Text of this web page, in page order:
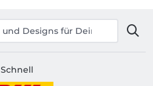
Schnell